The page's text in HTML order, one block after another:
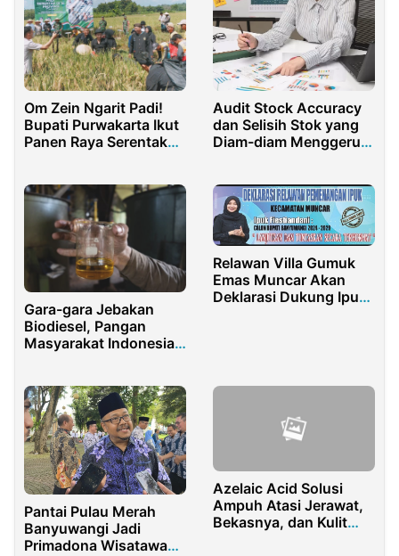
Om Zein Ngarit Padi!
Bupati Purwakarta Ikut
Panen Raya Serentak
Audit Stock Accuracy
dan Selisih Stok yang
Diam-diam Menggerus
Gara-gara Jebakan
Biodiesel, Pangan
Masyarakat Indonesia
Relawan Villa Gumuk
Emas Muncar Akan
Deklarasi Dukung Ipuk
Pantai Pulau Merah
Banyuwangi Jadi
Primadona Wisatawan
Azelaic Acid Solusi
Ampuh Atasi Jerawat,
Bekasnya, dan Kulit